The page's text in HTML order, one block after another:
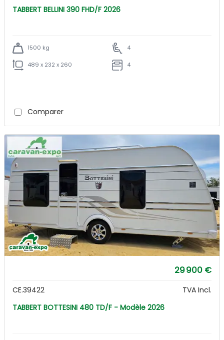
TABBERT BELLINI 390 FHD/F 2026
1500 kg 4
489 x 232 x 260 4
Comparer
29 900 €
CE.39422
TVA Incl.
TABBERT BOTTESINI 480 TD/F - Modèle 2026